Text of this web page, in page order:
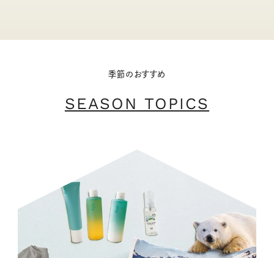
季節のおすすめ
SEASON TOPICS